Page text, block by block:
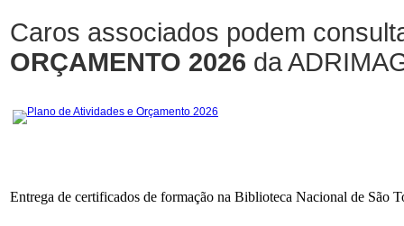
Caros associados podem
ORÇAMENTO 2026 da
Plano de Atividades e Orçamento 2026
Entrega de certificados de formação na Biblioteca Nacional de São